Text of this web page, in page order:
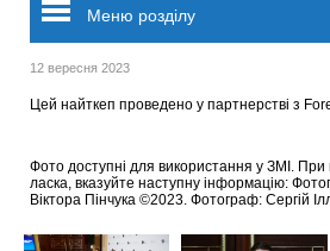
Меню розділу
12 вересня 2023
Цей найткеп проведено у партнерстві з
Фото доступні для використання у ЗМІ. При
ласка, вказуйте наступну інформацію:
Віктора Пінчука ©2023. Фотограф: Сергій